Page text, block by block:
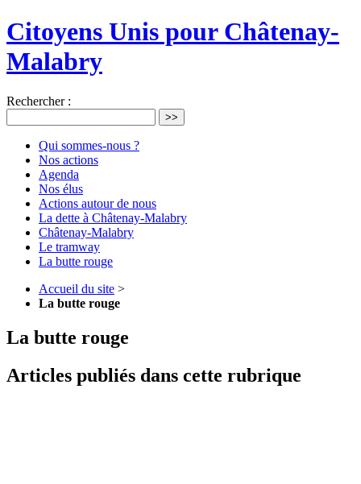
Citoyens Unis pour Châtenay-
Malabry
Rechercher :
>>
Qui sommes-nous ?
Nos actions
Agenda
Nos élus
Actions autour de nous
La dette à Châtenay-Malabry
Châtenay-Malabry
Le tramway
La butte rouge
Accueil du site >
La butte rouge
La butte rouge
Articles publiés dans cette rubrique